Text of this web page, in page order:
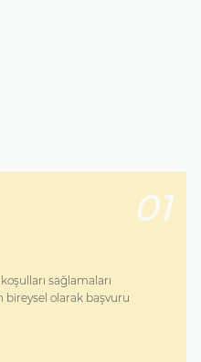
01
sağlamaları
bireysel olarak başvuru